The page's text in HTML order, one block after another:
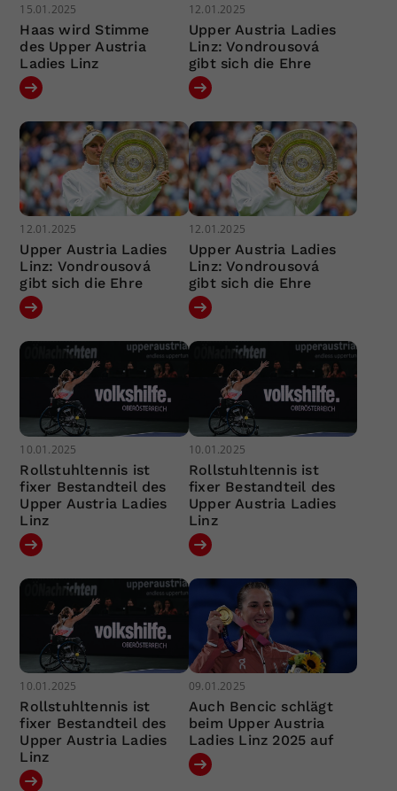
15.01.2025
Haas wird Stimme
des Upper Austria
Ladies Linz
12.01.2025
Upper Austria Ladies
Linz: Vondrousová
gibt sich die Ehre
12.01.2025
Upper Austria Ladies
Linz: Vondrousová
gibt sich die Ehre
12.01.2025
Upper Austria Ladies
Linz: Vondrousová
gibt sich die Ehre
10.01.2025
Rollstuhltennis ist
fixer Bestandteil des
Upper Austria Ladies
Linz
10.01.2025
Rollstuhltennis ist
fixer Bestandteil des
Upper Austria Ladies
Linz
10.01.2025
Rollstuhltennis ist
fixer Bestandteil des
Upper Austria Ladies
Linz
09.01.2025
Auch Bencic schlägt
beim Upper Austria
Ladies Linz 2025 auf